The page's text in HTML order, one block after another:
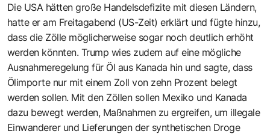
Die USA hätten große Handelsdefizite mit diesen Ländern,
hatte er am Freitagabend (US-Zeit) erklärt und fügte hinzu,
dass die Zölle möglicherweise sogar noch deutlich erhöht
werden könnten. Trump wies zudem auf eine mögliche
Ausnahmeregelung für Öl aus Kanada hin und sagte, dass
Ölimporte nur mit einem Zoll von zehn Prozent belegt
werden sollen. Mit den Zöllen sollen Mexiko und Kanada
dazu bewegt werden, Maßnahmen zu ergreifen, um illegale
Einwanderer und Lieferungen der synthetischen Droge